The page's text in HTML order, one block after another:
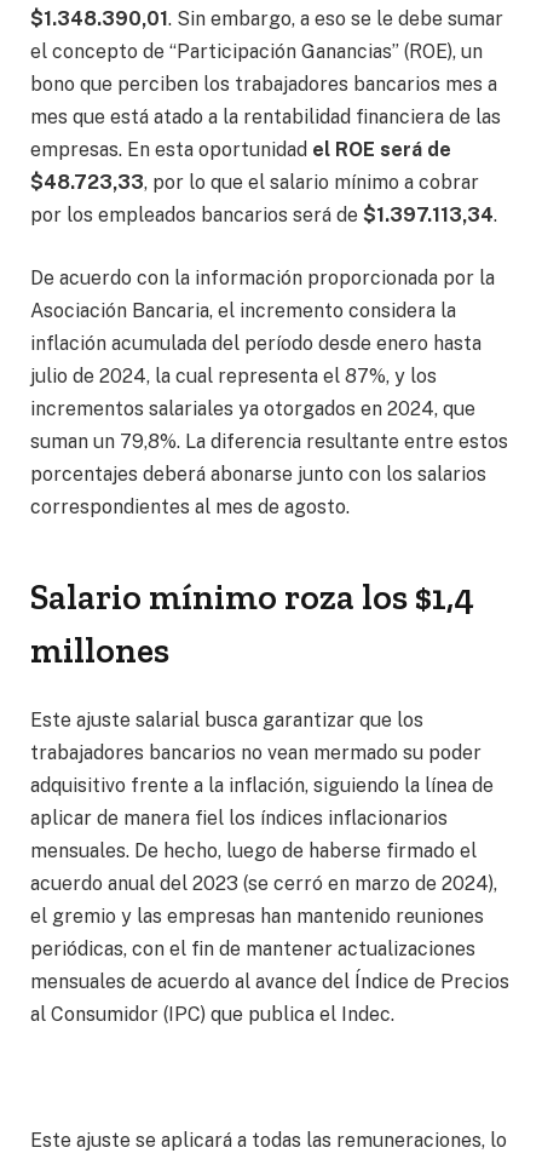
$1.348.390,01. Sin embargo, a eso se le debe sumar
el concepto de “Participación Ganancias” (ROE), un
bono que perciben los trabajadores bancarios mes a
mes que está atado a la rentabilidad financiera de las
empresas. En esta oportunidad el ROE será de
$48.723,33, por lo que el salario mínimo a cobrar
por los empleados bancarios será de $1.397.113,34.
De acuerdo con la información proporcionada por la
Asociación Bancaria, el incremento considera la
inflación acumulada del período desde enero hasta
julio de 2024, la cual representa el 87%, y los
incrementos salariales ya otorgados en 2024, que
suman un 79,8%. La diferencia resultante entre estos
porcentajes deberá abonarse junto con los salarios
correspondientes al mes de agosto.
Salario mínimo roza los $1,4
millones
Este ajuste salarial busca garantizar que los
trabajadores bancarios no vean mermado su poder
adquisitivo frente a la inflación, siguiendo la línea de
aplicar de manera fiel los índices inflacionarios
mensuales. De hecho, luego de haberse firmado el
acuerdo anual del 2023 (se cerró en marzo de 2024),
el gremio y las empresas han mantenido reuniones
periódicas, con el fin de mantener actualizaciones
mensuales de acuerdo al avance del Índice de Precios
al Consumidor (IPC) que publica el Indec.
Este ajuste se aplicará a todas las remuneraciones, lo